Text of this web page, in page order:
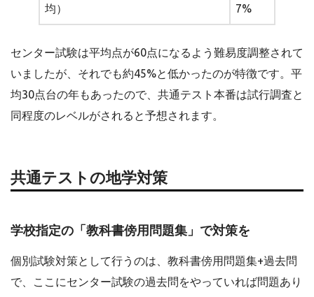
均）
7%
センター試験は平均点が60点になるよう難易度調整されて
いましたが、それでも約45%と低かったのが特徴です。平
均30点台の年もあったので、共通テスト本番は試行調査と
同程度のレベルがされると予想されます。
共通テストの地学対策
学校指定の「教科書傍用問題集」で対策を
個別試験対策として行うのは、教科書傍用問題集+過去問
で、ここにセンター試験の過去問をやっていれば問題あり